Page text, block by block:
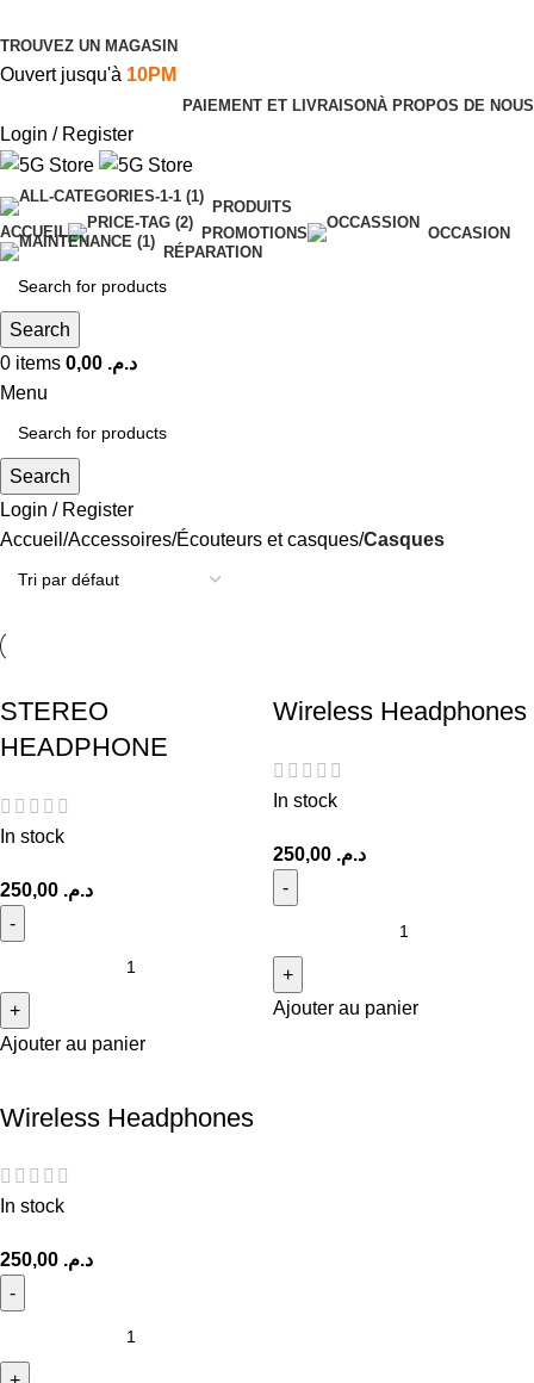
TROUVEZ UN MAGASIN
Ouvert jusqu'à 10PM
PAIEMENT ET LIVRAISONÀ PROPOS DE NOUS
Login / Register
PRODUITS
ACCUEIL
PROMOTIONS
OCCASION
RÉPARATION
Search
0 items د.م.
Menu
Search
Login / Register
Accueil Accessoires Écouteurs et casques Casques
STEREO
HEADPHONE
In stock
د.م.
Ajouter au panier
Wireless Headphones
In stock
د.م.
Ajouter au panier
Wireless Headphones
In stock
د.م.